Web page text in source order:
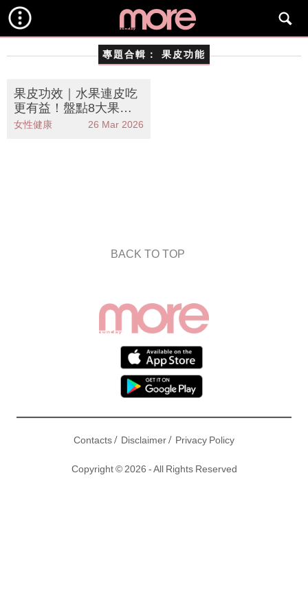
專題合輯： 果皮功能
果皮功效｜水果連皮吃
更有益！盤點8大果皮
功能 蘋果皮抗氧化/葡
女性健康 26 Mar 2026
BACK TO TOP
Contacts/ Disclaimer/ Privacy Policy
Copyright © 2026 - All Rights Reserved